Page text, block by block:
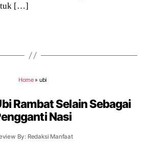
[…]
Home» ubi
Rambat Selain Sebagai
Nasi
By: Redaksi Manfaat